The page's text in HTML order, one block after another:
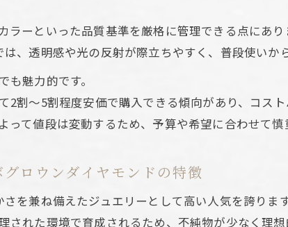
普段使いに最適なラボグロウンダイヤモンド活用術
ラボグロウンダイヤモンドが普段使いに人気の
1カラットネックレスを普段使いする工夫とコツ
ラボグロウンダイヤモンドで叶う毎日のさりげ
普段使いにおけるラボグロウンダイヤモンドの
1カラットネックレスはどこまでコスパが良い？
ラボグロウンダイヤモンドのコスパと1カラット
1カラットネックレスのコスパを最大化する選び
ーといった品質基準を厳格に管理できる点にあり
、透明感や光の反射が際立ちやすく、普段使いか
魅力的です。
割〜5割程度安価で購入できる傾向があり、コス
て値段は変動するため、予算や希望に合わせて慎
ロウンダイヤモンドの特徴
を兼ね備えたジュエリーとして高い人気を誇ります
された環境で育成されるため、不純物が少なく理